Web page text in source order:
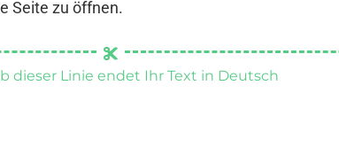
Seite zu öffnen.
dieser Linie endet Ihr Text in Deutsch